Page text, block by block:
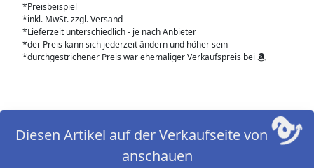
*Preisbeispiel
*inkl. MwSt. zzgl. Versand
*Lieferzeit unterschiedlich - je nach Anbieter
*der Preis kann sich jederzeit ändern und höher sein
*durchgestrichener Preis war ehemaliger Verkaufspreis bei
Diesen Artikel auf der Verkaufseite von
anschauen